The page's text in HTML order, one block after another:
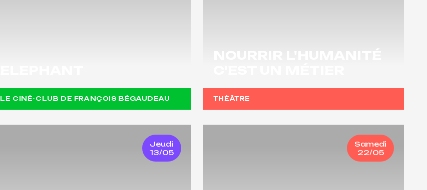
LE CINÉ-CLUB DE FRANÇOIS BÉGAUDEAU THÉÂTRE
Jeudi
13/05
Samedi
22/05